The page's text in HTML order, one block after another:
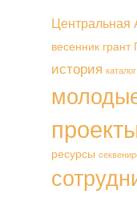
Центральная
весенник грант
история каталог
ресурсы